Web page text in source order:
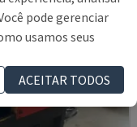
pode gerenciar
usamos seus
ACEITAR TODOS